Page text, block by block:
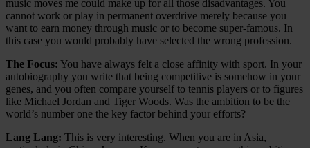
music moves me could make up for all those disadvantages. You
cannot work or play in permanent overdrive merely because you
want to earn money through music or to become super-famous. In
this case you would probably have selected the wrong profession.
The Focus: You have always felt a close affinity with sport. In your
autobiography you write that being competitive is somehow in your
genes, and you often compare yourself to tennis players or to figures
like Michael Jordan and Tiger Woods. Was the ambition to be the
world’s number one the key factor behind your efforts?
Lang Lang: This is very interesting. When you are in Asia,